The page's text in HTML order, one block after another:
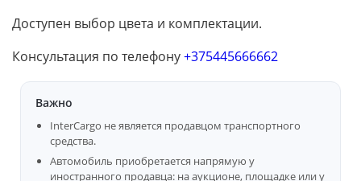
Доступен выбор цвета и комплектации.
Консультация по телефону+375445666662
Важно
InterCargo не является продавцом транспортного
средства.
Автомобиль приобретается напрямую у
иностранного продавца: на аукционе, площадке или у